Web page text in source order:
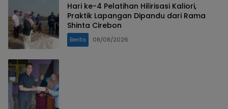
Hari ke-4 Pelatihan Hilirisasi Kaliori,
Praktik Lapangan Dipandu dari Rama
Shinta Cirebon
Berita 08/08/2026